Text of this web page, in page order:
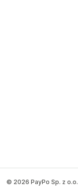
© 2026 PayPo Sp. z o.o.